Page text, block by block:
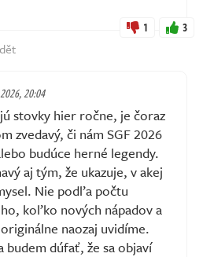
1 3
20:04
stovky hier ročne, je čoraz
zvedavý, či nám SGF 2026
budúce herné legendy.
aj tým, že ukazuje, v akej
Nie podľa počtu
koľko nových nápadov a
naozaj uvidíme.
budem dúfať, že sa objaví